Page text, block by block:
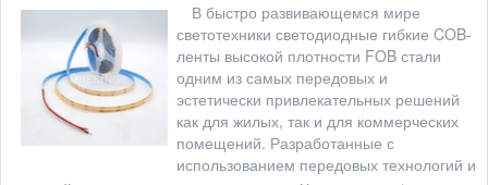
В быстро развивающемся мире
светотехники светодиодные гибкие COB-
ленты высокой плотности FOB стали
одним из самых передовых и
эстетически привлекательных решений
как для жилых, так и для коммерческих
помещений. Разработанные с
использованием передовых технологий и